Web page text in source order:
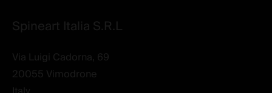
Spineart Italia S.R.L
Via Luigi Cadorna, 69
20055 Vimodrone